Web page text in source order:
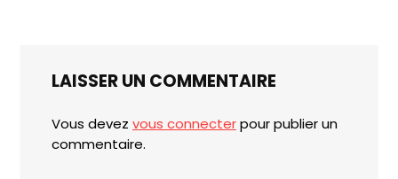
LAISSER UN COMMENTAIRE
Vous devez vous connecterpour publier un
commentaire.